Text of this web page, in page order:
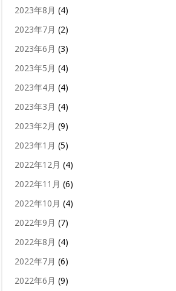
2023年8月 (4)
2023年7月 (2)
2023年6月 (3)
2023年5月 (4)
2023年4月 (4)
2023年3月 (4)
2023年2月 (9)
2023年1月 (5)
2022年12月 (4)
2022年11月 (6)
2022年10月 (4)
2022年9月 (7)
2022年8月 (4)
2022年7月 (6)
2022年6月 (9)